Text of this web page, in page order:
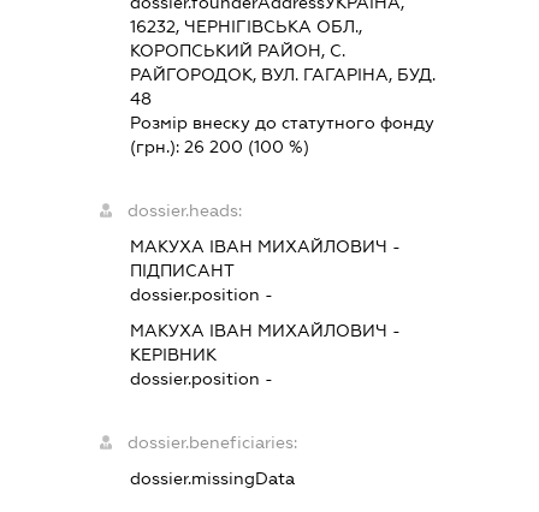
16232, ЧЕРНIГIВСЬКА ОБЛ.,
КОРОПСЬКИЙ РАЙОН, С.
РАЙГОРОДОК, ВУЛ. ГАГАРІНА, БУД.
48
Розмір внеску до статутного фонду
(грн.): 26 200 (100 %)
dossier.heads:
МАКУХА ІВАН МИХАЙЛОВИЧ -
ПІДПИСАНТ
dossier.position -
МАКУХА ІВАН МИХАЙЛОВИЧ -
КЕРІВНИК
dossier.position -
dossier.beneficiaries:
dossier.missingData